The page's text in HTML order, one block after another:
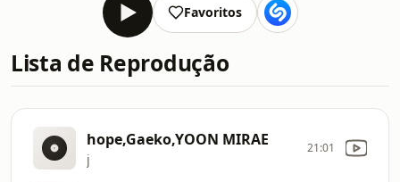
Favoritos
Lista de Reprodução
hope,Gaeko,YOON MIRAE
j
21:01